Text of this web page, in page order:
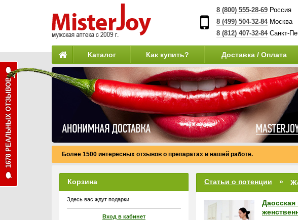
8 (800) 555-28-69Россия
8 (499) 504-32-84Москва
8 (812) 407-32-84 Санкт-
Каталог Как купить? Доставка / Оплата
Более 1500 интересных отзывов о препаратах и нашей работе.
Статьи о потенции
Корзина
Здесь вас ждут подарки
Вход в кабинет
1678 РЕАЛЬНЫХ ОТЗЫВОВ